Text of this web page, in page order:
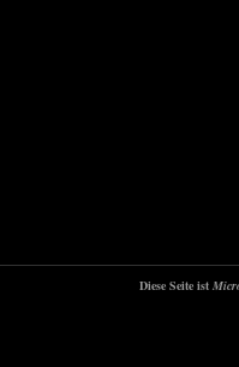
Diese Seite ist